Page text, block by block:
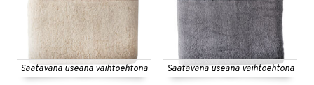
Saatavana useana vaihtoehtona Saatavana useana vaihtoehtona